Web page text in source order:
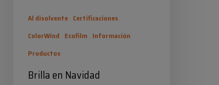
Al disolvente Certificaciones
ColorWind Ecofilm Información
Productos
Brilla en Navidad